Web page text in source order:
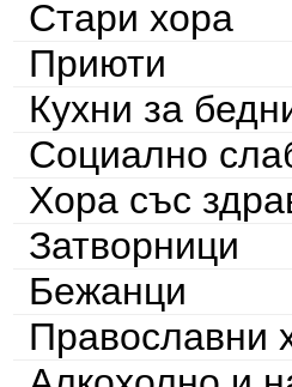
Стари хора
Приюти
Кухни за
Социално
Хора със
Затворници
Бежанци
Православни